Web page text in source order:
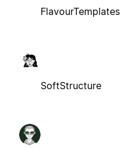
FlavourTemplates
SoftStructure